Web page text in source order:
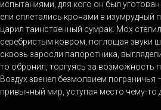
испытаниями, для кого он был
ели сплетались кронами в изумрудный
царил таинственный сумрак. Мох
серебристым ковром, поглощая звуки
сквозь заросли папоротника,
то обронил, торгуясь за возможность
Воздух звенел безмолвием пограничья
привычный мир, уступая место чему-то